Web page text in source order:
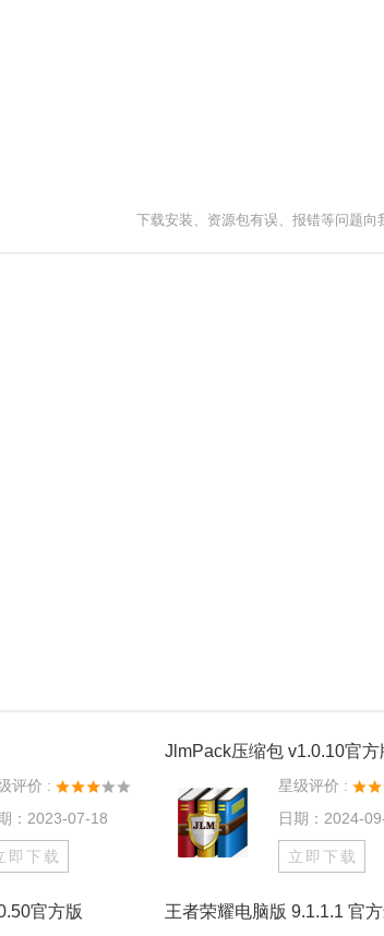
下载安装、资源包有误、报错等问题向
评价 :
：2023-07-18
即下载
JlmPack压缩包 v1.0.10官方
星级评价 :
日期：2024-
立即下载
官方版 王者荣耀电脑版 9.1.1.1 官